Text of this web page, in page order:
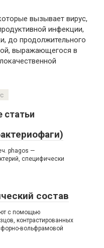
вызывает вирус,
инфекции,
до продолжительного
выражающегося в
статьи
phagos —
специфически
состав
с помощью
контрастированных
вольфрамовой